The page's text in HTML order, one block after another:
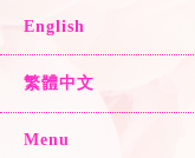
English
繁體中文
Menu